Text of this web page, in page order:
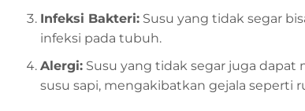
Infeksi Bakteri: Susu yang tidak segar
infeksi pada tubuh.
Alergi: Susu yang tidak segar juga
susu sapi, mengakibatkan gejala seperti